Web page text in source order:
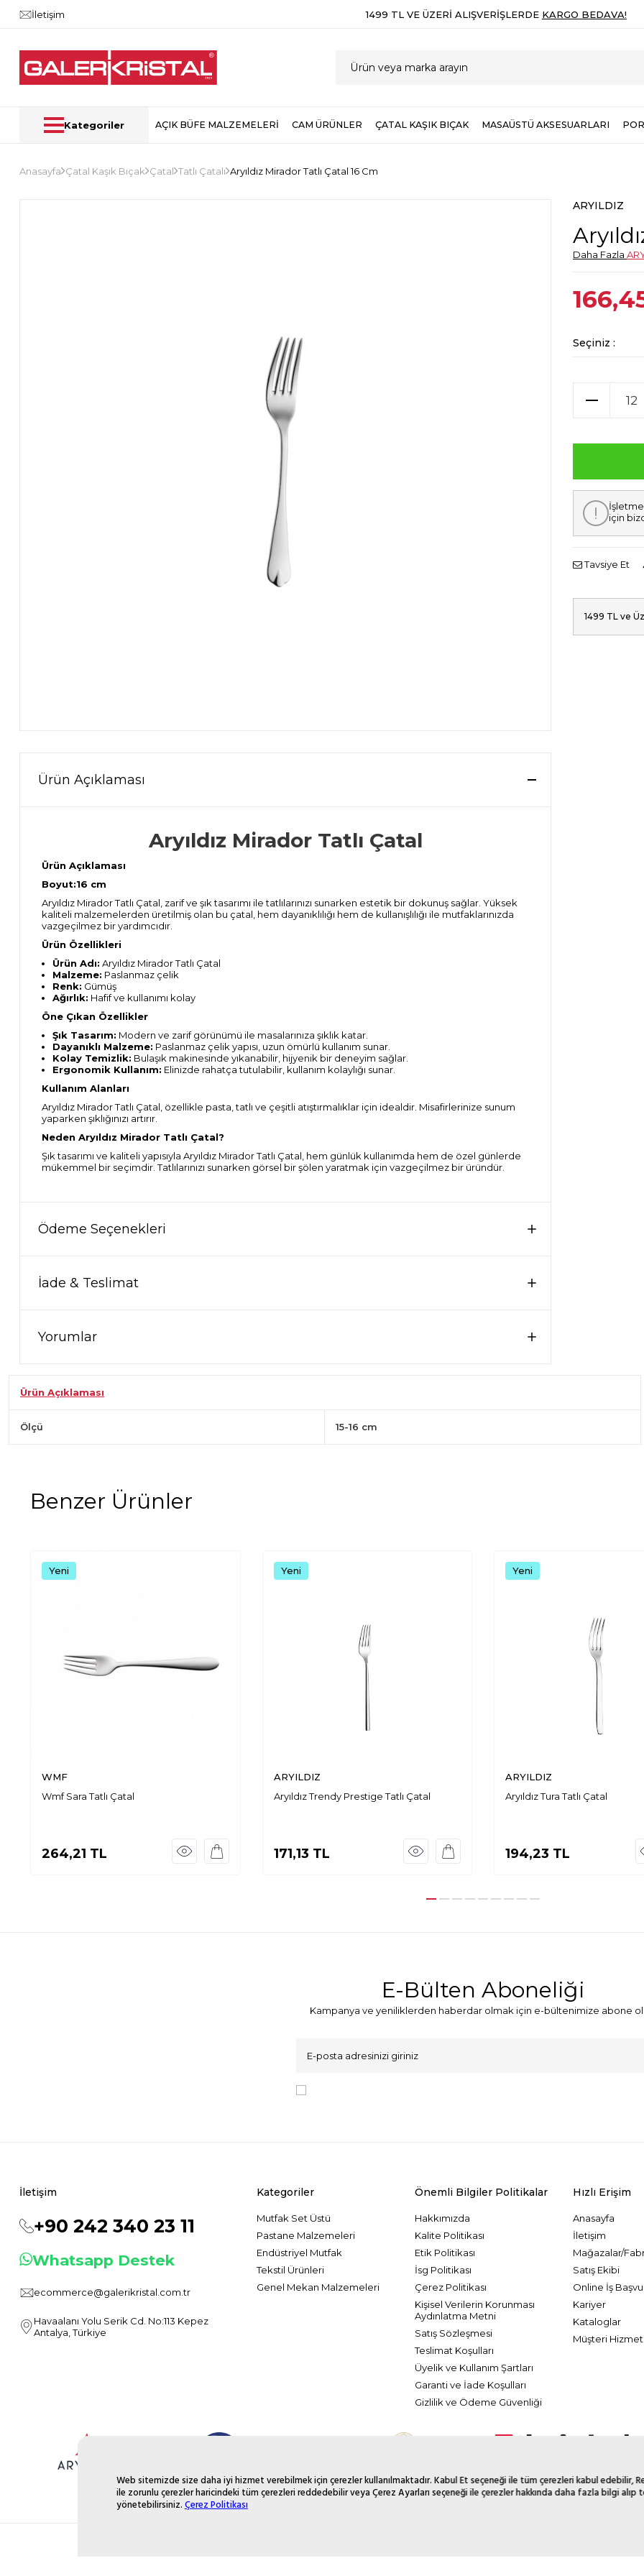
Web sitemizde size daha iyi hizmet verebilmek için çerezler kullanılmaktadır. Kabul Et seçeneği ile tüm çerezleri kabul edebilir,
ile zorunlu çerezler haricindeki tüm çerezleri reddedebilir veya Çerez Ayarları seçeneği ile çerezler hakkında daha fazla bilgi alıp
yönetebilirsiniz.Çerez Politikası
İletişim 1499 TL VE ÜZERI ALIŞVERIŞLERDE KARGO BEDAVA!
Kategoriler AÇIK BÜFE MALZEMELERİ CAM ÜRÜNLER ÇATAL KAŞIK BIÇAK MASAÜSTÜ AKSESUARLARI
Anasayfa Çatal Kaşık Bıçak Çatal Tatlı Çatalı Aryıldız Mirador Tatlı Çatal 16 Cm
Ürün Açıklaması
Aryıldız Mirador Tatlı Çatal
Ürün Açıklaması
Boyut:16 cm
Aryıldız Mirador Tatlı Çatal, zarif ve şık tasarımı ile tatlılarınızı sunarken estetik bir dokunuş sağlar. Yüksek
kaliteli malzemelerden üretilmiş olan bu çatal, hem dayanıklılığı hem de kullanışlılığı ile mutfaklarınızda
vazgeçilmez bir yardımcıdır.
Ürün Özellikleri
Ürün Adı: Aryıldız Mirador Tatlı Çatal
Malzeme: Paslanmaz çelik
Renk: Gümüş
Ağırlık: Hafif ve kullanımı kolay
Öne Çıkan Özellikler
Şık Tasarım: Modern ve zarif görünümü ile masalarınıza şıklık katar.
Dayanıklı Malzeme: Paslanmaz çelik yapısı, uzun ömürlü kullanım sunar.
Kolay Temizlik: Bulaşık makinesinde yıkanabilir, hijyenik bir deneyim sağlar.
Ergonomik Kullanım: Elinizde rahatça tutulabilir, kullanım kolaylığı sunar.
Kullanım Alanları
Aryıldız Mirador Tatlı Çatal, özellikle pasta, tatlı ve çeşitli atıştırmalıklar için idealdir. Misafirlerinize sunum
yaparken şıklığınızı artırır.
Neden Aryıldız Mirador Tatlı Çatal?
Şık tasarımı ve kaliteli yapısıyla Aryıldız Mirador Tatlı Çatal, hem günlük kullanımda hem de özel günlerde
mükemmel bir seçimdir. Tatlılarınızı sunarken görsel bir şölen yaratmak için vazgeçilmez bir üründür.
Ödeme Seçenekleri
İade & Teslimat
Yorumlar
ARYILDIZ
Daha Fazla
Seçiniz :
için
Tavsiye Et
1499 TL ve
Ürün Açıklaması
Ölçü 15-16 cm
Benzer Ürünler
Yeni
WMF
Wmf Sara Tatlı Çatal
264,21 TL
Yeni
ARYILDIZ
Aryıldız Trendy Prestige Tatlı Çatal
171,13 TL
Yeni
ARYILDIZ
Aryıldız Tura Tatlı Çatal
194,23 TL
E-Bülten Aboneliği
Kampanya ve yeniliklerden haberdar olmak için e-bültenimize abone
İletişim
+90 242 340 23 11
Whatsapp Destek
ecommerce@galerikristal.com.tr
Havaalanı Yolu Serik Cd. No:113 Kepez
Antalya, Türkiye
Kategoriler
Mutfak Set Üstü
Pastane Malzemeleri
Endüstriyel Mutfak
Tekstil Ürünleri
Genel Mekan Malzemeleri
Önemli Bilgiler Politikalar
Hakkımızda
Kalite Politikası
Etik Politikası
İsg Politikası
Çerez Politikası
Kişisel Verilerin Korunması
Aydınlatma Metni
Satış Sözleşmesi
Teslimat Koşulları
Üyelik ve Kullanım Şartları
Garanti ve İade Koşulları
Gizlilik ve Ödeme Güvenliği
Hızlı Erişim
Anasayfa
İletişim
Mağazalar/
Satış Ekibi
Online İş
Kariyer
Kataloglar
Müşteri